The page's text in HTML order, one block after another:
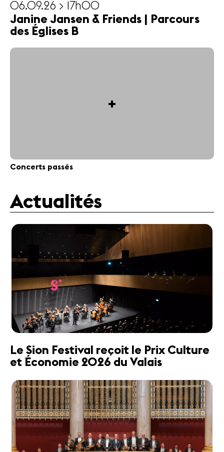
06.09.26 > 17h00
Janine Jansen & Friends | Parcours
des Églises B
+
Concerts passés
Actualités
Le Sion Festival reçoit le Prix Culture
et Économie 2026 du Valais